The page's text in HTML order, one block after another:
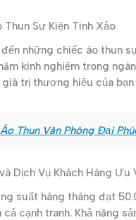
Sự Kiện Tinh Xảo
những chiếc áo thun
kinh nghiệm trong
trị thương hiệu của
Áo Thun Văn Phòng Đại
Dịch Vụ Khách Hàng Ưu
suất hàng tháng đạt
cạnh tranh. Khả năng